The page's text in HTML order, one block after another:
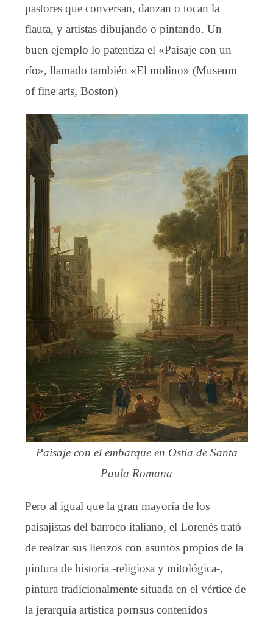
pastores que conversan, danzan o tocan la
flauta, y artistas dibujando o pintando. Un
buen ejemplo lo patentiza el «Paisaje con un
río», llamado también «El molino» (Museum
of fine arts, Boston)
Paisaje con el embarque en Ostia de Santa
Paula Romana
Pero al igual que la gran mayoría de los
paisajistas del barroco italiano, el Lorenés trató
de realzar sus lienzos con asuntos propios de la
pintura de historia -religiosa y mitológica-,
pintura tradicionalmente situada en el vértice de
la jerarquía artística pornsus contenidos